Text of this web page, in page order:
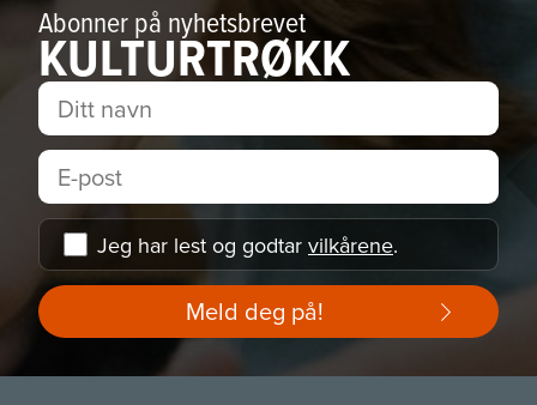
Abonner på nyhetsbrevet
KULTURTRØKK
Jeg har lest og godtar vilkårene.
Meld deg på!